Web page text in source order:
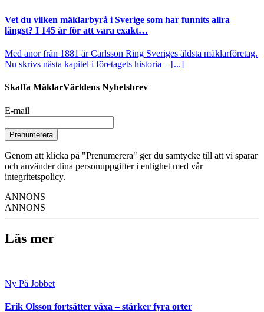
Vet du vilken mäklarbyrå i Sverige som har funnits allra
längst? I 145 år för att vara exakt…
Med anor från 1881 är Carlsson Ring Sveriges äldsta mäklarföretag.
Nu skrivs nästa kapitel i företagets historia – [...]
Skaffa MäklarVärldens Nyhetsbrev
E-mail
Prenumerera
Genom att klicka på "Prenumerera" ger du samtycke till att vi sparar
och använder dina personuppgifter i enlighet med vår
integritetspolicy.
ANNONS
ANNONS
Läs mer
Ny På Jobbet
Erik Olsson fortsätter växa – stärker fyra orter